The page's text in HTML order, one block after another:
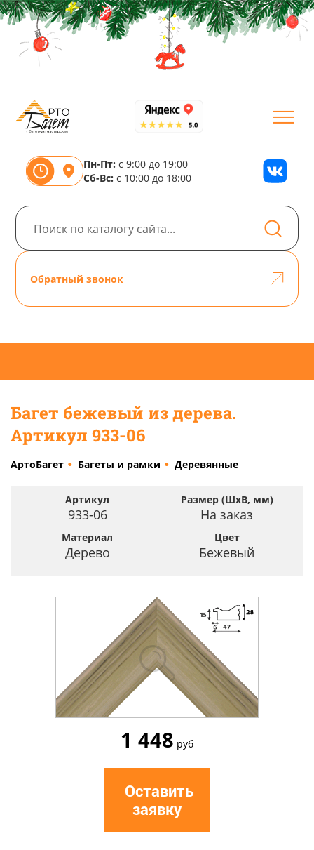
Пн-Пт: с 9:00 до 19:00
Сб-Вс: с 10:00 до 18:00
Обратный звонок
Багет бежевый из дерева.
Артикул 933-06
АртоБагет Багеты и рамки Деревянные
Артикул
933-06
Размер (ШхВ, мм)
На заказ
Материал
Дерево
Цвет
Бежевый
1 448 руб
Оставить
заявку